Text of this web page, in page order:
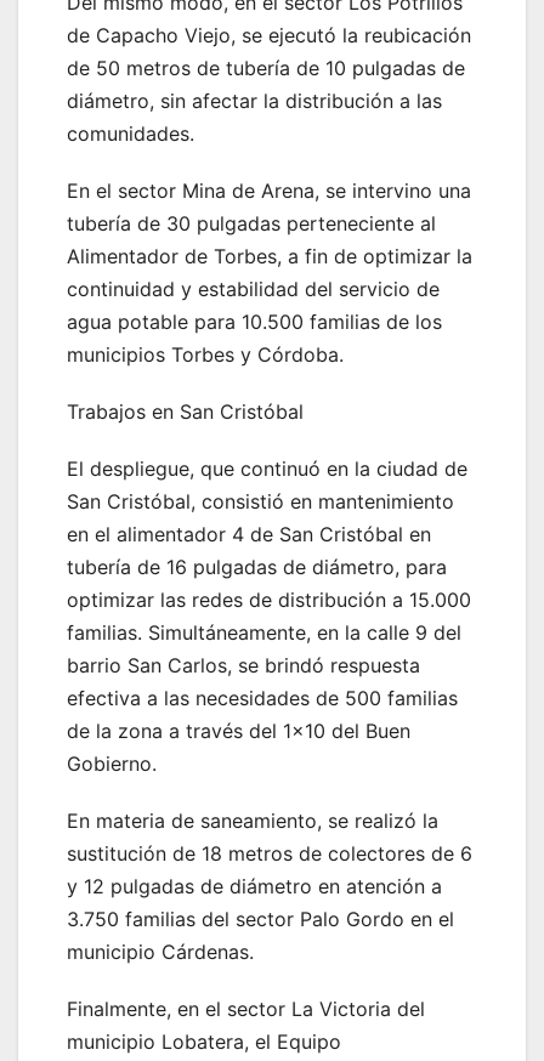
de Capacho Viejo, se ejecutó la reubicación
de 50 metros de tubería de 10 pulgadas de
diámetro, sin afectar la distribución a las
comunidades.
En el sector Mina de Arena, se intervino una
tubería de 30 pulgadas perteneciente al
Alimentador de Torbes, a fin de optimizar la
continuidad y estabilidad del servicio de
agua potable para 10.500 familias de los
municipios Torbes y Córdoba.
Trabajos en San Cristóbal
El despliegue, que continuó en la ciudad de
San Cristóbal, consistió en mantenimiento
en el alimentador 4 de San Cristóbal en
tubería de 16 pulgadas de diámetro, para
optimizar las redes de distribución a 15.000
familias. Simultáneamente, en la calle 9 del
barrio San Carlos, se brindó respuesta
efectiva a las necesidades de 500 familias
de la zona a través del 1×10 del Buen
Gobierno.
En materia de saneamiento, se realizó la
sustitución de 18 metros de colectores de 6
y 12 pulgadas de diámetro en atención a
3.750 familias del sector Palo Gordo en el
municipio Cárdenas.
​Finalmente, en el sector La Victoria del
municipio Lobatera, el Equipo